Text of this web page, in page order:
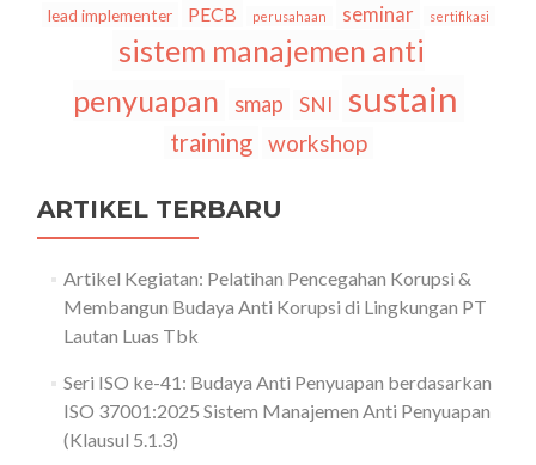
lead implementer PECB perusahaan seminar sertifikasi
sistem manajemen anti
penyuapan
smap SNI sustain
training workshop
ARTIKEL TERBARU
Artikel Kegiatan: Pelatihan Pencegahan Korupsi &
Membangun Budaya Anti Korupsi di Lingkungan PT
Lautan Luas Tbk
Seri ISO ke-41: Budaya Anti Penyuapan berdasarkan
ISO 37001:2025 Sistem Manajemen Anti Penyuapan
(Klausul 5.1.3)